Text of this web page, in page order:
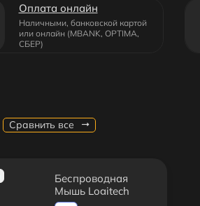
Оплата онлайн
Наличными, банковской картой
или онлайн (MBANK, OPTIMA,
СБЕР)
Сравнить все
Беспроводная
Мышь Logitech
M280/275